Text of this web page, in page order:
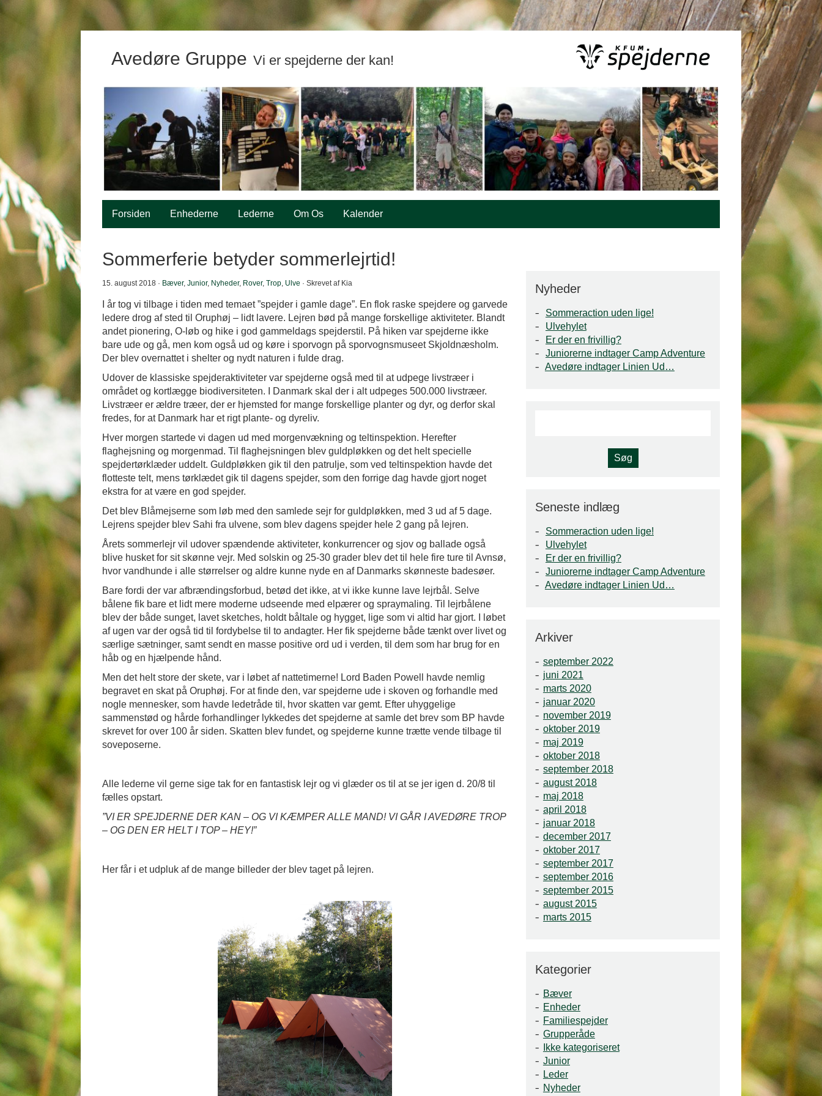
Avedøre Gruppe Vi er spejderne der kan!
Forsiden Enhederne Lederne Om Os Kalender
Sommerferie betyder sommerlejrtid!
15. august 2018 · Bæver, Junior, Nyheder, Rover, Trop, Ulve · Skrevet af Kia
I år tog vi tilbage i tiden med temaet ”spejder i gamle dage”. En flok raske spejdere og garvede
ledere drog af sted til Oruphøj – lidt lavere. Lejren bød på mange forskellige aktiviteter. Blandt
andet pionering, O-løb og hike i god gammeldags spejderstil. På hiken var spejderne ikke
bare ude og gå, men kom også ud og køre i sporvogn på sporvognsmuseet Skjoldnæsholm.
Der blev overnattet i shelter og nydt naturen i fulde drag.
Udover de klassiske spejderaktiviteter var spejderne også med til at udpege livstræer i
området og kortlægge biodiversiteten. I Danmark skal der i alt udpeges 500.000 livstræer.
Livstræer er ældre træer, der er hjemsted for mange forskellige planter og dyr, og derfor skal
fredes, for at Danmark har et rigt plante- og dyreliv.
Hver morgen startede vi dagen ud med morgenvækning og teltinspektion. Herefter
flaghejsning og morgenmad. Til flaghejsningen blev guldpløkken og det helt specielle
spejdertørklæder uddelt. Guldpløkken gik til den patrulje, som ved teltinspektion havde det
flotteste telt, mens tørklædet gik til dagens spejder, som den forrige dag havde gjort noget
ekstra for at være en god spejder.
Det blev Blåmejserne som løb med den samlede sejr for guldpløkken, med 3 ud af 5 dage.
Lejrens spejder blev Sahi fra ulvene, som blev dagens spejder hele 2 gang på lejren.
Årets sommerlejr vil udover spændende aktiviteter, konkurrencer og sjov og ballade også
blive husket for sit skønne vejr. Med solskin og 25-30 grader blev det til hele fire ture til Avnsø,
hvor vandhunde i alle størrelser og aldre kunne nyde en af Danmarks skønneste badesøer.
Bare fordi der var afbrændingsforbud, betød det ikke, at vi ikke kunne lave lejrbål. Selve
bålene fik bare et lidt mere moderne udseende med elpærer og spraymaling. Til lejrbålene
blev der både sunget, lavet sketches, holdt båltale og hygget, lige som vi altid har gjort. I løbet
af ugen var der også tid til fordybelse til to andagter. Her fik spejderne både tænkt over livet og
særlige sætninger, samt sendt en masse positive ord ud i verden, til dem som har brug for en
håb og en hjælpende hånd.
Men det helt store der skete, var i løbet af nattetimerne! Lord Baden Powell havde nemlig
begravet en skat på Oruphøj. For at finde den, var spejderne ude i skoven og forhandle med
nogle mennesker, som havde ledetråde til, hvor skatten var gemt. Efter uhyggelige
sammenstød og hårde forhandlinger lykkedes det spejderne at samle det brev som BP havde
skrevet for over 100 år siden. Skatten blev fundet, og spejderne kunne trætte vende tilbage til
soveposerne.
Alle lederne vil gerne sige tak for en fantastisk lejr og vi glæder os til at se jer igen d. 20/8 til
fælles opstart.
”VI ER SPEJDERNE DER KAN – OG VI KÆMPER ALLE MAND! VI GÅR I AVEDØRE TROP
– OG DEN ER HELT I TOP – HEY!”
Her får i et udpluk af de mange billeder der blev taget på lejren.
Nyheder
Sommeraction uden lige!
Ulvehylet
Er der en frivillig?
Juniorerne indtager Camp Adventure
Avedøre indtager Linien Ud…
Seneste indlæg
Sommeraction uden lige!
Ulvehylet
Er der en frivillig?
Juniorerne indtager Camp Adventure
Avedøre indtager Linien Ud…
Arkiver
september 2022
juni 2021
marts 2020
januar 2020
november 2019
oktober 2019
maj 2019
oktober 2018
september 2018
august 2018
maj 2018
april 2018
januar 2018
december 2017
oktober 2017
september 2017
september 2016
september 2015
august 2015
marts 2015
Kategorier
Bæver
Enheder
Familiespejder
Grupperåde
Ikke kategoriseret
Junior
Leder
Nyheder